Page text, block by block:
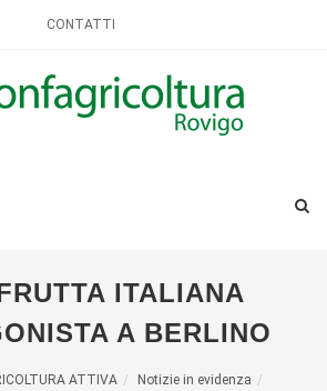
CONTATTI
ITALIANA
A BERLINO
ATTIVA Notizie in evidenza